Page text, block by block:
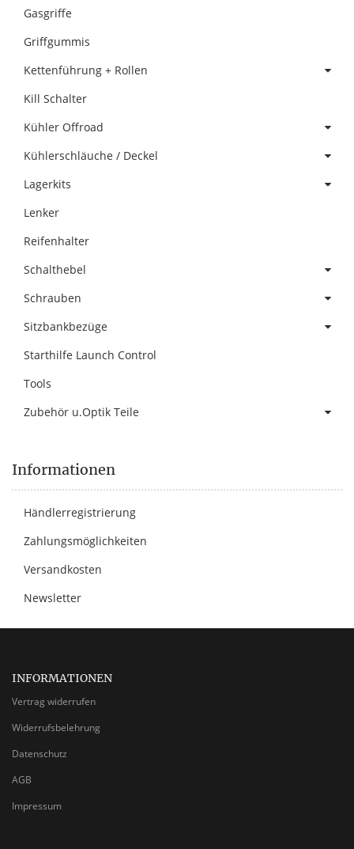
Gasgriffe
Griffgummis
Kettenführung + Rollen
Kill Schalter
Kühler Offroad
Kühlerschläuche / Deckel
Lagerkits
Lenker
Reifenhalter
Schalthebel
Schrauben
Sitzbankbezüge
Starthilfe Launch Control
Tools
Zubehör u.Optik Teile
Informationen
Händlerregistrierung
Zahlungsmöglichkeiten
Versandkosten
Newsletter
INFORMATIONEN
Vertrag widerrufen
Widerrufsbelehrung
Datenschutz
AGB
Impressum